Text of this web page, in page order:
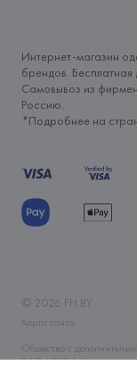
Интернет-магазин
брендов.
Самовывоз из
Россию.
*Подробнее на
© 2026 FH.BY
Карта сайта
Общество с
06.04.2006 Минским